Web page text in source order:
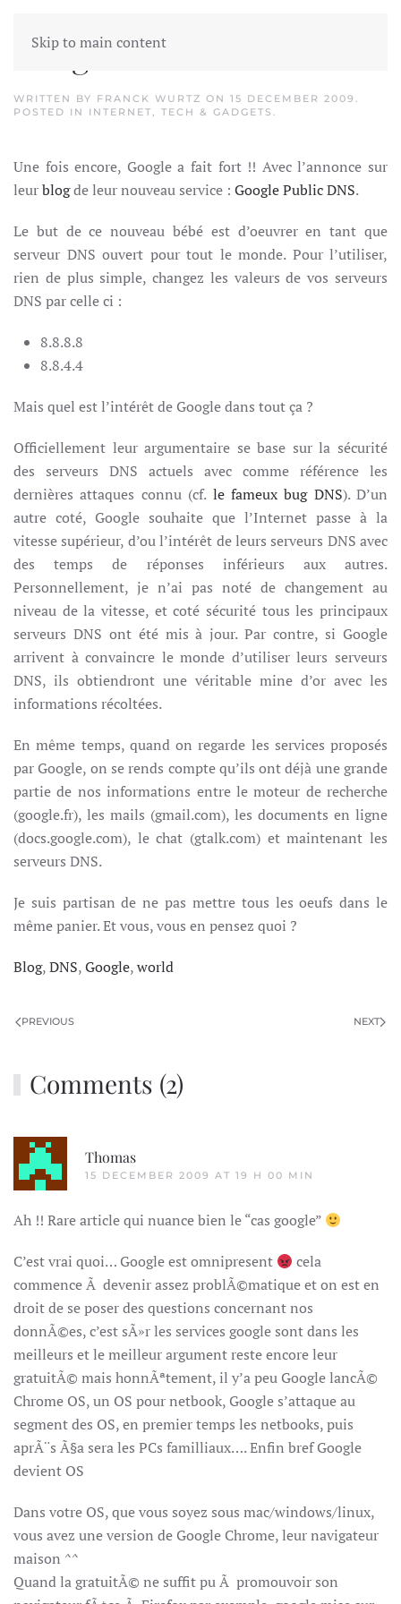
Skip to main content
Google resolves the World
WRITTEN BY FRANCK WURTZ ON 15 DECEMBER 2009 .
POSTED IN INTERNET, TECH & GADGETS .
Une fois encore, Google a fait fort !! Avec l’annonce sur
leurblogde leur nouveau service : Google Public DNS.
Le but de ce nouveau bébé est d’oeuvrer en tant que
serveur DNS ouvert pour tout le monde. Pour l’utiliser,
rien de plus simple, changez les valeurs de vos serveurs
DNS par celle ci :
8.8.8.8
8.8.4.4
Mais quel est l’intérêt de Google dans tout ça ?
Officiellement leur argumentaire se base sur la sécurité
des serveurs DNS actuels avec comme référence les
dernières attaques connu (cf. le fameux bug DNS). D’un
autre coté, Google souhaite que l’Internet passe à la
vitesse supérieur, d’ou l’intérêt de leurs serveurs DNS avec
des temps de réponses inférieurs aux autres.
Personnellement, je n’ai pas noté de changement au
niveau de la vitesse, et coté sécurité tous les principaux
serveurs DNS ont été mis à jour. Par contre, si Google
arrivent à convaincre le monde d’utiliser leurs serveurs
DNS, ils obtiendront une véritable mine d’or avec les
informations récoltées.
En même temps, quand on regarde les services proposés
par Google, on se rends compte qu’ils ont déjà une grande
partie de nos informations entre le moteur de recherche
(google.fr), les mails (gmail.com), les documents en ligne
(docs.google.com), le chat (gtalk.com) et maintenant les
serveurs DNS.
Je suis partisan de ne pas mettre tous les oeufs dans le
même panier. Et vous, vous en pensez quoi ?
Blog,DNS,Google,world
PREVIOUS NEXT
Comments (2)
Thomas
15 DECEMBER 2009 AT 19 H 00 MIN
Ah !! Rare article qui nuance bien le “cas google”
C’est vrai quoi… Google est omnipresent
cela
commence Ã devenir assez problÃ©matique et on est en
droit de se poser des questions concernant nos
donnÃ©es, c’est sÃ»r les services google sont dans les
meilleurs et le meilleur argument reste encore leur
gratuitÃ© mais honnÃªtement, il y’a peu Google lancÃ©
Chrome OS, un OS pour netbook, Google s’attaque au
segment des OS, en premier temps les netbooks, puis
aprÃ¨s Ã§a sera les PCs familliaux…. Enfin bref Google
devient OS
Dans votre OS, que vous soyez sous mac/windows/linux,
vous avez une version de Google Chrome, leur navigateur
maison ^^
Quand la gratuitÃ© ne suffit pu Ã promouvoir son